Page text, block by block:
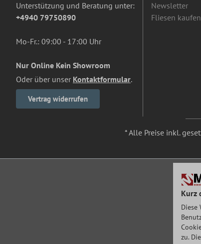
Unterstützung und Beratung unter:
+4940 79750890
Mo-Fr.: 09:00 - 17:00 Uhr
Nur Online Kein Showroom
Oder über unser Kontaktformular.
Vertrag widerrufen
Newsletter
Fliesen
* Alle Preise inkl.
Kurz
Diese
zu.